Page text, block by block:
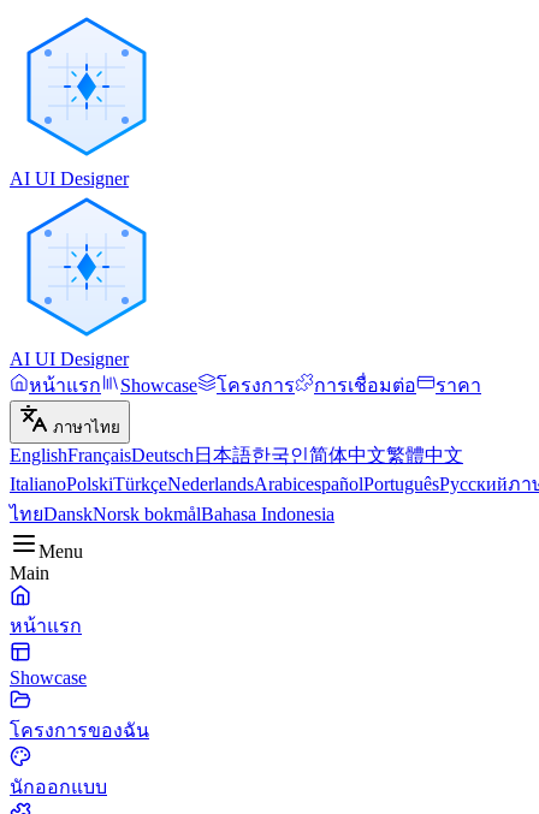
AI UI Designer
AI UI Designer
หน้าแรก
Showcase โครงการ การเชื่อมต่อ ราคา
ภาษาไทย
EnglishFrançaisDeutsch 日本語한국인简体中文繁體中文
ItalianoPolskiTürkçeNederlandsArabicespañolPortuguêsРусскийภา
ไทยDanskNorsk bokmålBahasa Indonesia
Menu
Main
หน้าแรก
Showcase
โครงการของฉัน
นักออกแบบ